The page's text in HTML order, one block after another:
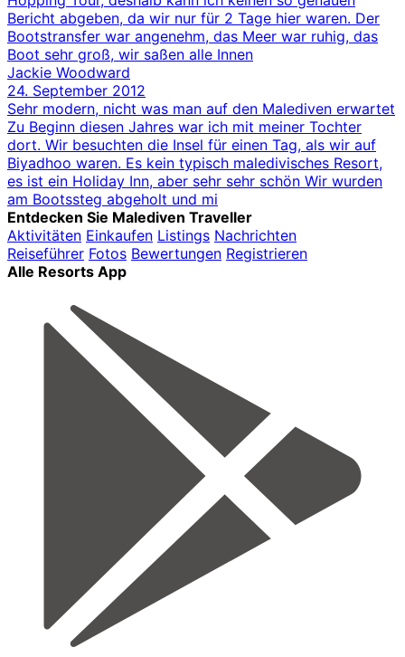
Bericht abgeben, da wir nur für 2 Tage hier waren. Der
Bootstransfer war angenehm, das Meer war ruhig, das
Boot sehr groß, wir saßen alle Innen
Jackie Woodward
24. September 2012
Sehr modern, nicht was man auf den Malediven erwartet
Zu Beginn diesen Jahres war ich mit meiner Tochter
dort. Wir besuchten die Insel für einen Tag, als wir auf
Biyadhoo waren. Es kein typisch maledivisches Resort,
es ist ein Holiday Inn, aber sehr sehr schön Wir wurden
am Bootssteg abgeholt und mi
Entdecken Sie Malediven Traveller
Aktivitäten Einkaufen Listings Nachrichten
Reiseführer Fotos Bewertungen Registrieren
Alle Resorts App